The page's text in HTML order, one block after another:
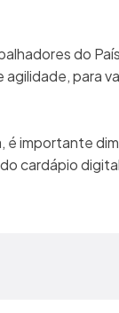
do
para
é importante
cardápio